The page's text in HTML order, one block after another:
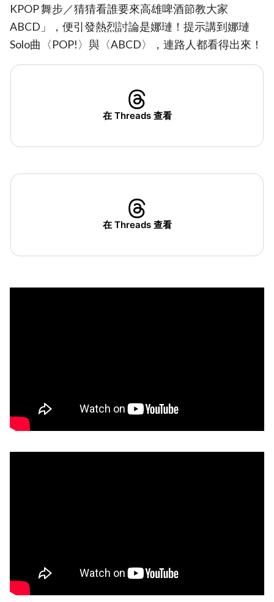
KPOP 舞步／猜猜看誰要來高雄啤酒節教大家
ABCD」，便引發熱烈討論是娜璉！提示講到娜璉
Solo曲〈POP!〉與〈ABCD〉，連路人都看得出來！
在 Threads 查看
在 Threads 查看